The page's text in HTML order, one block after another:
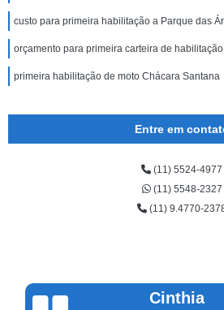
custo para primeira habilitação a Parque das
orçamento para primeira carteira de
primeira habilitação de moto Chácara Santana
Entre em
(11) 5524-4977
(11) 5548-2327
(11) 9.4770-
Cinthia